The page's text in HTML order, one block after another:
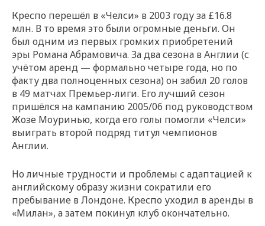
Креспо перешёл в «Челси» в 2003 году за £16.8
млн. В то время это были огромные деньги. Он
был одним из первых громких приобретений
эры Романа Абрамовича. За два сезона в Англии (с
учётом аренд — формально четыре года, но по
факту два полноценных сезона) он забил 20 голов
в 49 матчах Премьер-лиги. Его лучший сезон
пришёлся на кампанию 2005/06 под руководством
Жозе Моуринью, когда его голы помогли «Челси»
выиграть второй подряд титул чемпионов
Англии.
Но личные трудности и проблемы с адаптацией к
английскому образу жизни сократили его
пребывание в Лондоне. Креспо уходил в аренды в
«Милан», а затем покинул клуб окончательно.